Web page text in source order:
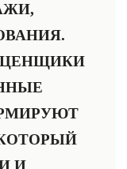
И